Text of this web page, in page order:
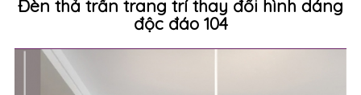
Đèn thả trần trang trí thay đổi hình dáng
độc đáo 104